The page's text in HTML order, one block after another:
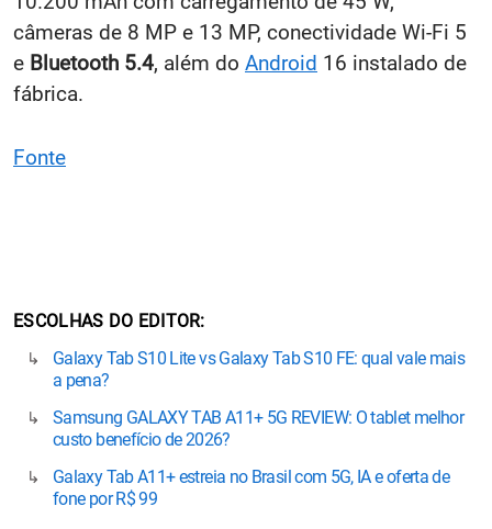
câmeras de 8 MP e 13 MP, conectividade Wi-Fi 5
e Bluetooth 5.4, além do Android 16 instalado de
fábrica.
Fonte
ESCOLHAS DO EDITOR
Galaxy Tab S10 Lite vs Galaxy Tab S10 FE: qual vale mais
a pena?
Samsung GALAXY TAB A11+ 5G REVIEW: O tablet melhor
custo benefício de 2026?
Galaxy Tab A11+ estreia no Brasil com 5G, IA e oferta de
fone por R$ 99